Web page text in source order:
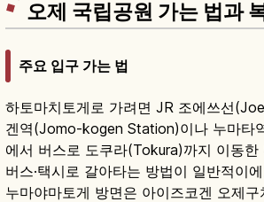
오제 국립공원 가는 법과
주요 입구 가는 법
하토마치토게로 가려면 JR 조에쓰선
겐역(Jomo-kogen Station)이나 누마타
에서 버스로 도쿠라(Tokura)까지 이동한
버스·택시로 갈아타는 방법이 일반적이
누마야마토게 방면은 아이즈코겐 오제